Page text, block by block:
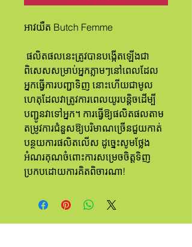
អាវយឺត Butch Femme
ពិសេសសម្រាប់អ្នកភ្លាមៗនៅពេលដែល
អ្នកធ្វើការបញ្ជាទិញ នោះហើយជាមូល
ហេតុដែលវាត្រូវការពេលយូរបន្តិចដើម្បី
បញ្ជូនវាទៅអ្នក។ ការធ្វើឱ្យផលិតផលតាម
តម្រូវការជំនួសឱ្យបរិមាណច្រើនជួយកាត់
បន្ថយការផលិតលើស ដូច្នេះសូមថ្លែង
អំណរគុណចំពោះការសម្រេចចិត្តទិញ
ប្រកបដោយការគិតពិចារណា!